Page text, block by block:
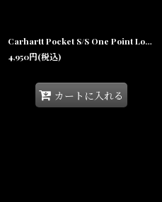
Carhartt Pocket S/S One Point Loose Fit Heavyweight Tee White ポケット ワンポイント ロゴ ルーズフィット ヘビーウェイト 半袖Tシャツ K87
4,950円(税込)
カートに入れる